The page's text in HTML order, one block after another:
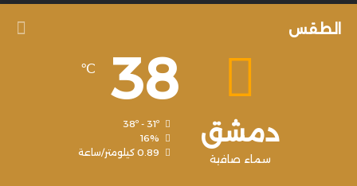
الطقس
دمشق
سماء صافية
38
℃
38º - 31º
16%
0.89 كيلومتر/ساعة